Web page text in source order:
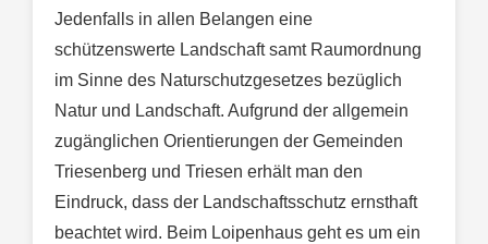
Jedenfalls in allen Belangen eine
schützenswerte Landschaft samt Raumordnung
im Sinne des Naturschutzgesetzes bezüglich
Natur und Landschaft. Aufgrund der allgemein
zugänglichen Orientierungen der Gemeinden
Triesenberg und Triesen erhält man den
Eindruck, dass der Landschaftsschutz ernsthaft
beachtet wird. Beim Loipenhaus geht es um ein